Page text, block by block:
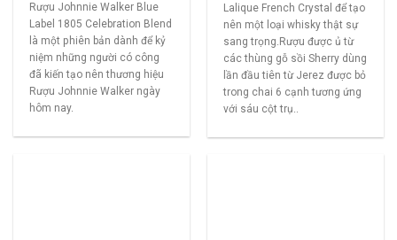
Rượu Johnnie Walker Blue
Label 1805 Celebration Blend
là một phiên bản dành để kỷ
niệm những người có công
đã kiến tạo nên thương hiệu
Rượu Johnnie Walker ngày
hôm nay.
Lalique French Crystal để tạo
nên một loại whisky thật sự
sang trọng.Rượu được ủ từ
các thùng gỗ sồi Sherry dùng
lần đầu tiên từ Jerez được bỏ
trong chai 6 cạnh tương ứng
với sáu cột trụ..